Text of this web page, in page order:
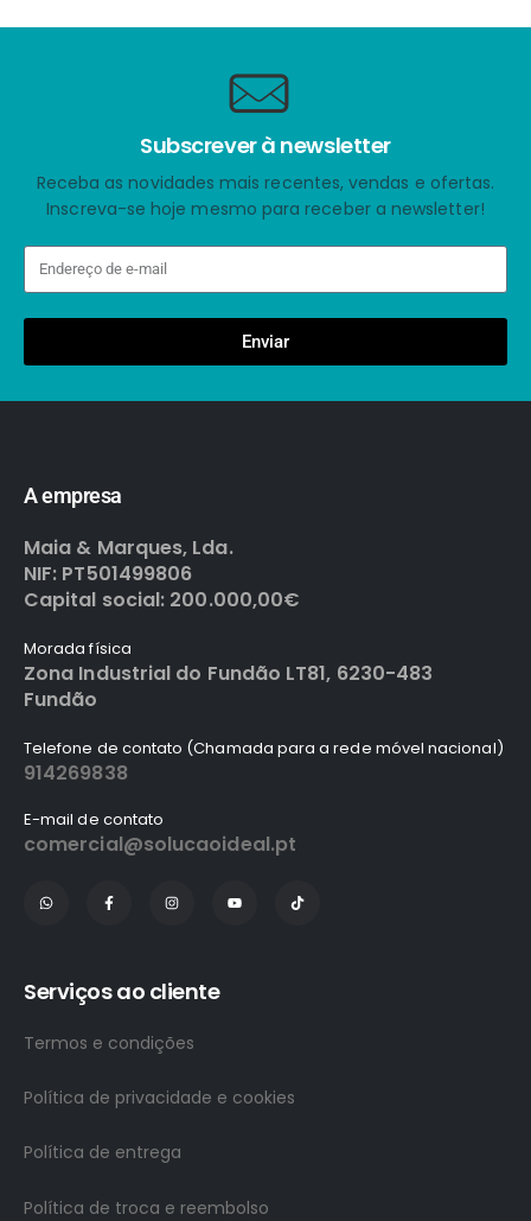
Subscrever à newsletter
Receba as novidades mais recentes, vendas e ofertas.
Inscreva-se hoje mesmo para receber a newsletter!
Enviar
A empresa
Maia & Marques, Lda.
NIF: PT501499806
Capital social: 200.000,00€
Morada física
Zona Industrial do Fundão LT81, 6230-483
Fundão
Telefone de contato (Chamada para a rede móvel nacional)
914269838
E-mail de contato
comercial@solucaoideal.pt
Serviços ao cliente
Termos e condições
Política de privacidade e cookies
Política de entrega
Política de troca e reembolso